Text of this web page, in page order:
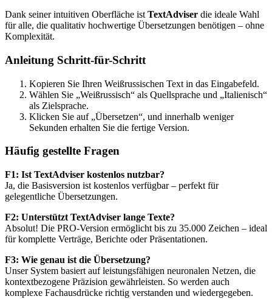
Dank seiner intuitiven Oberfläche ist TextAdviser die ideale Wahl
für alle, die qualitativ hochwertige Übersetzungen benötigen – ohne
Komplexität.
Anleitung Schritt-für-Schritt
Kopieren Sie Ihren Weißrussischen Text in das Eingabefeld.
Wählen Sie „Weißrussisch“ als Quellsprache und „Italienisch“
als Zielsprache.
Klicken Sie auf „Übersetzen“, und innerhalb weniger
Sekunden erhalten Sie die fertige Version.
Häufig gestellte Fragen
F1: Ist TextAdviser kostenlos nutzbar?
Ja, die Basisversion ist kostenlos verfügbar – perfekt für
gelegentliche Übersetzungen.
F2: Unterstützt TextAdviser lange Texte?
Absolut! Die PRO-Version ermöglicht bis zu 35.000 Zeichen – ideal
für komplette Verträge, Berichte oder Präsentationen.
F3: Wie genau ist die Übersetzung?
Unser System basiert auf leistungsfähigen neuronalen Netzen, die
kontextbezogene Präzision gewährleisten. So werden auch
komplexe Fachausdrücke richtig verstanden und wiedergegeben.